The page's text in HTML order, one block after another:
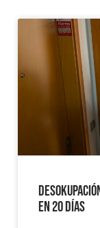
en 20 días